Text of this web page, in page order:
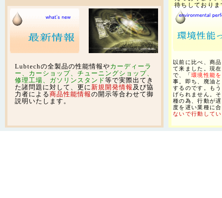
以前に比べ、商
て来ました。現
で、「 環境性能
事。即ち、廃油
するのです。も
げられません。
種の為、行動が
度を遅い業種に
ないで行動して
Lubtechの全製品の性能情報やカーディーラ
ー、カーショップ、チューニングショップ、
修理工場、ガソリンスタンド等で実際出てき
た諸問題に対して、更に 新規開発情報 及び協
力者による商品性能情報の開示等合わせて御
説明いたします。
待ちしておりま